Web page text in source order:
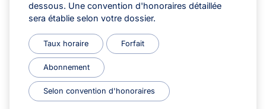
dessous. Une convention d'honoraires détaillée
sera établie selon votre dossier.
Taux horaire Forfait
Abonnement
Selon convention d'honoraires